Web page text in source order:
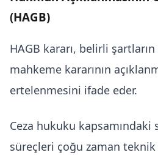
(HAGB)
HAGB kararı, belirli
mahkeme kararının
ertelenmesini ifade eder.
Ceza hukuku
süreçleri çoğu zaman